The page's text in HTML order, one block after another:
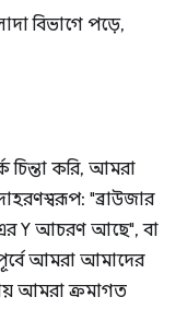
বিভাগে পড়ে,
চিন্তা করি, আমরা
"ব্রাউজার
Y আচরণ আছে", বা
আমরা আমাদের
আমরা ক্রমাগত